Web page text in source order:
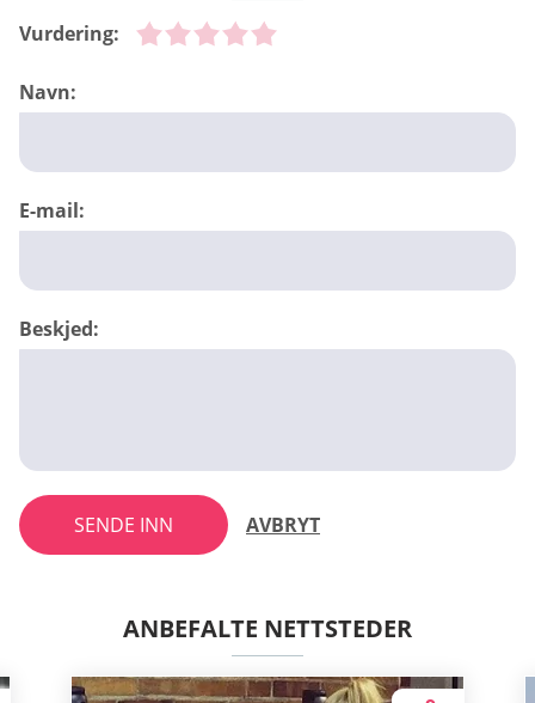
Vurdering:
Navn:
E-mail:
Beskjed:
SENDE INN AVBRYT
ANBEFALTE NETTSTEDER